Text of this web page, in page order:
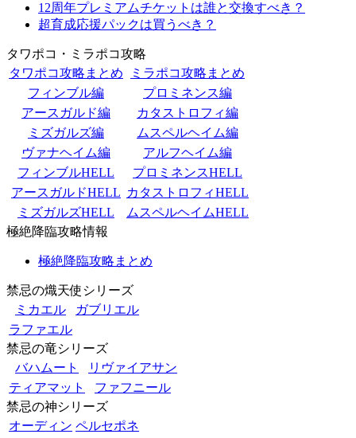
12周年プレミアムチケットは誰と交換すべき？
超育成応援パックは買うべき？
タワポコ・ミラポコ攻略
タワポコ攻略まとめ
ミラポコ攻略まとめ
フィンブル編
プロミネンス編
アースガルド編
カタストロフィ編
ミズガルズ編
ムスペルヘイム編
ヴァナヘイム編
アルフヘイム編
フィンブルHELL
プロミネンスHELL
アースガルドHELL カタストロフィHELL
ミズガルズHELL
ムスペルヘイムHELL
極絶降臨攻略情報
極絶降臨攻略まとめ
禁忌の熾天使シリーズ
ミカエル
ガブリエル
ラファエル
禁忌の竜シリーズ
バハムート
リヴァイアサン
ティアマット
ファフニール
禁忌の神シリーズ
オーディン ペルセポネ